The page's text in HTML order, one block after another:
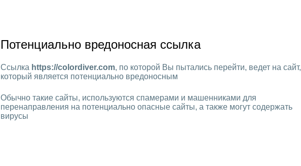
Потенциально вредоносная ссылка
Ссылка https://colordiver.com, по которой Вы пытались перейти, ведет на сайт,
который является потенциально вредоносным
Обычно такие сайты, используются спамерами и машенниками для
перенаправления на потенциально опасные сайты, а также могут содержать
вирусы